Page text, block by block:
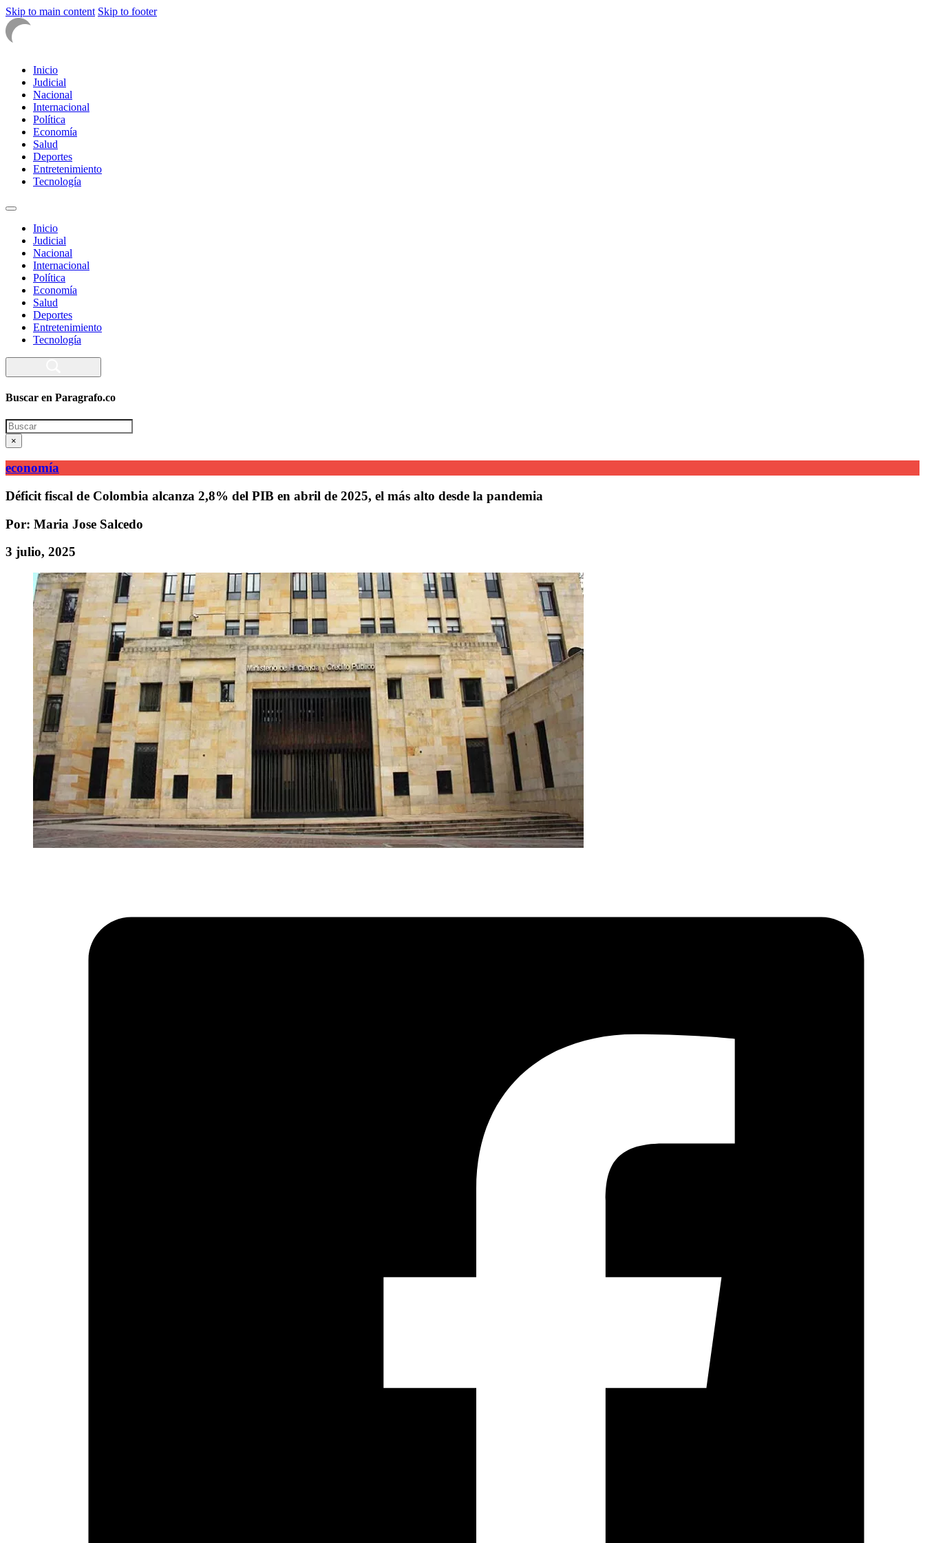
Skip to main content Skip to footer
Inicio
Judicial
Nacional
Internacional
Política
Economía
Salud
Deportes
Entretenimiento
Tecnología
Inicio
Judicial
Nacional
Internacional
Política
Economía
Salud
Deportes
Entretenimiento
Tecnología
Buscar en Paragrafo.co
Search
×
economía
Déficit fiscal de Colombia alcanza 2,8% del PIB en abril de 2025, el más alto desde la pandemia
Por: Maria Jose Salcedo
3 julio, 2025